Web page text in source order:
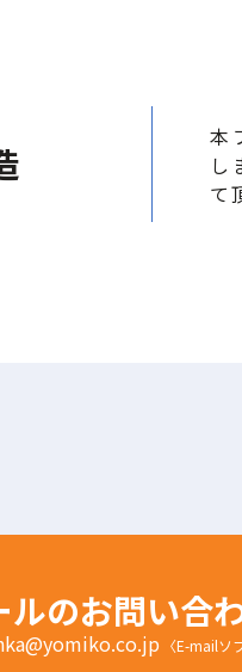
本
し
て
ルのお問い合
〈E-mailソ